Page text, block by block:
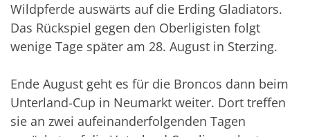
Wildpferde auswärts auf die Erding Gladiators.
Das Rückspiel gegen den Oberligisten folgt
wenige Tage später am 28. August in Sterzing.
Ende August geht es für die Broncos dann beim
Unterland-Cup in Neumarkt weiter. Dort treffen
sie an zwei aufeinanderfolgenden Tagen